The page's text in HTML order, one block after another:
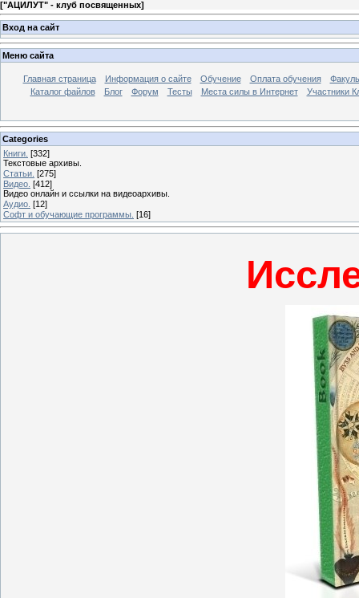
["АЦИЛУТ" - клуб посвященных]
Вход на сайт
Меню сайта
Главная страница Информация о сайте Обучение Оплата обучения
Каталог файлов
Блог Форум Тесты Места силы в Интернет Участники
Categories
Книги. [332]
Текстовые архивы.
Статьи. [275]
Видео. [412]
Видео онлайн и ссылки на видеоархивы.
Аудио. [12]
Софт и обучающие программы. [16]